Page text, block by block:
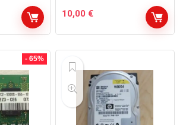
10,00 €
- 65%